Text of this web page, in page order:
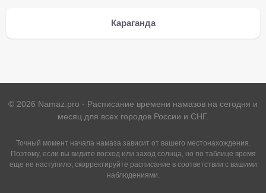
Караганда
© 2026 Namaz.pro - Расписание времени намазов на сегодня и
месяц для всех городов России и СНГ.
Точный момент начала намаза зависит от вашего местонахождения.
Поэтому, если вы видите восход или заход солнца, но по таблице время
еще не наступило, скорректируйте расписание в соответствии с вашими
наблюдениями.